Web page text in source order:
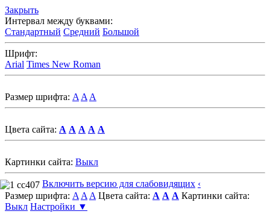
Закрыть
Интервал между буквами:
Стандартный Средний Большой
Шрифт:
Arial Times New Roman
Размер шрифта: A A A
Цвета сайта: A A A A A
Картинки сайта: Выкл
Включить версию для слабовидящих ‹
Размер шрифта: A A A Цвета сайта: A A A Картинки сайта:
Выкл Настройки ▼